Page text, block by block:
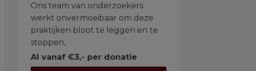
Ons team van onderzoekers
werkt onvermoeibaar om deze
praktijken bloot te leggen en te
stoppen,
Al vanaf €3,- per donatie